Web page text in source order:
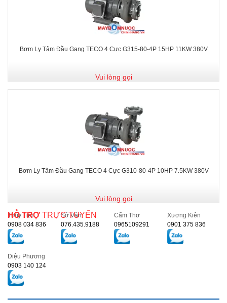
Bơm Ly Tâm Đầu Gang TECO 4 Cực G315-80-4P 15HP 11KW 380V
Vui lòng gọi
Bơm Ly Tâm Đầu Gang TECO 4 Cực G310-80-4P 10HP 7.5KW 380V
Vui lòng gọi
HỖ TRỢ TRỰC TUYẾN
Thủy Tiên
0908 034 836
Sở Vân
076.435.9188
Cẩm Thơ
0965109291
Xương Kiên
0901 375 836
Diệu Phương
0903 140 124